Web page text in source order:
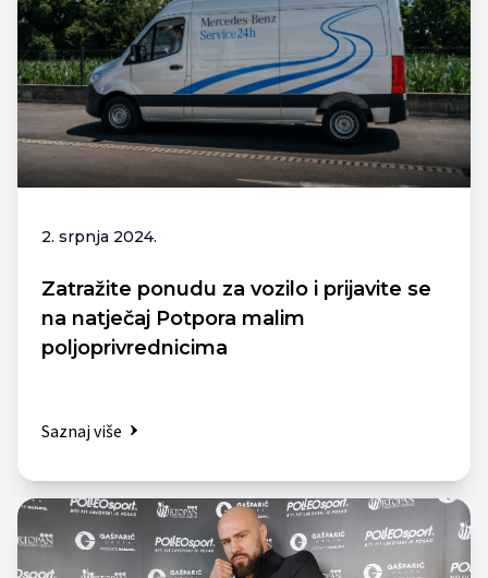
2. srpnja 2024.
Zatražite ponudu za vozilo i prijavite se
na natječaj Potpora malim
poljoprivrednicima
Saznaj više